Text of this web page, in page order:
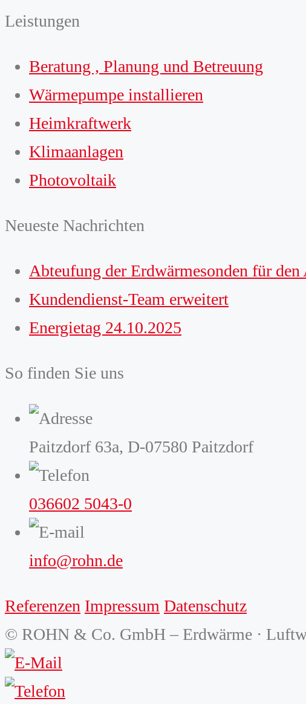
Leistungen
Beratung , Planung und Betreuung
Wärmepumpe installieren
Heimkraftwerk
Klimaanlagen
Photovoltaik
Neueste Nachrichten
Abteufung der Erdwärmesonden für
Kundendienst-Team erweitert
Energietag 24.10.2025
So finden Sie uns
Paitzdorf 63a, D-07580 Paitzdorf
036602 5043-0
info@rohn.de
Referenzen Impressum Datenschutz
© ROHN & Co. GmbH – Erdwärme ·